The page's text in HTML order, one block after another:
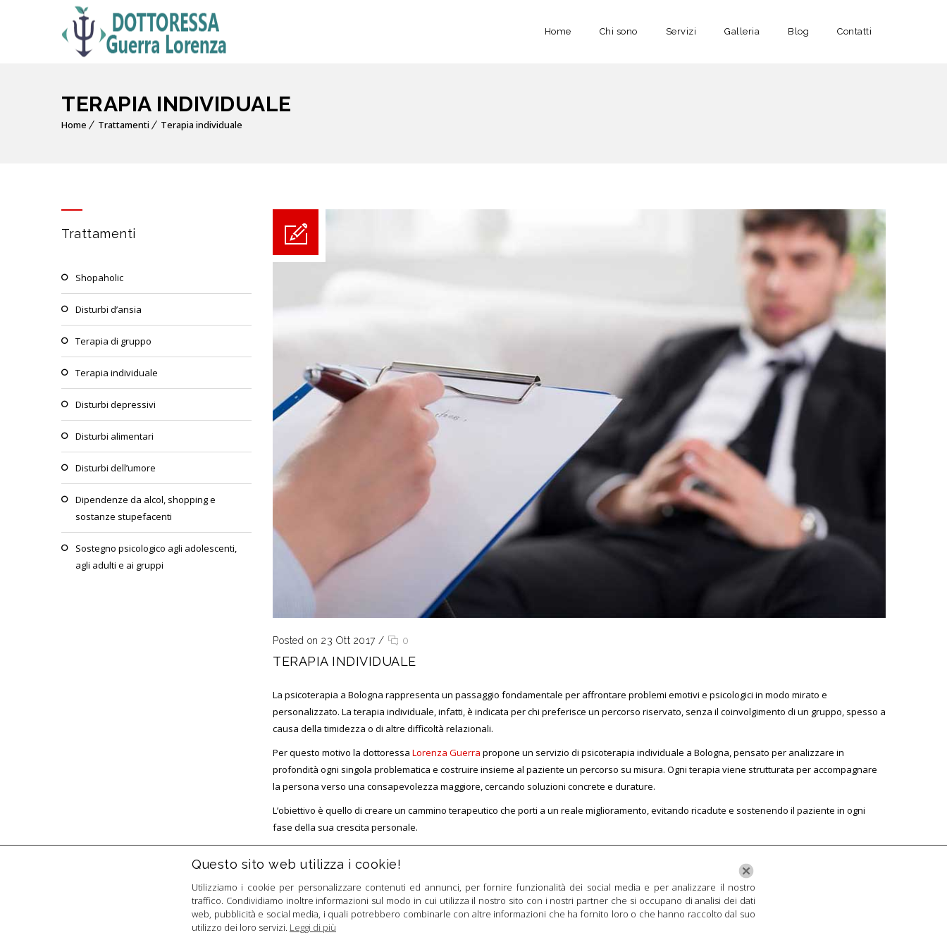
Home Chi sono Servizi Galleria Blog Contatti
TERAPIA INDIVIDUALE
Home Trattamenti Terapia individuale
Posted on 23 Ott 2017 / 0
TERAPIA INDIVIDUALE
La psicoterapia a Bologna rappresenta un passaggio fondamentale per affrontare problemi emotivi e psicologici in modo mirato e
personalizzato. La terapia individuale, infatti, è indicata per chi preferisce un percorso riservato, senza il coinvolgimento di un gruppo, spesso a
causa della timidezza o di altre difficoltà relazionali.
Per questo motivo la dottoressa Lorenza Guerra propone un servizio di psicoterapia individuale a Bologna, pensato per analizzare in
profondità ogni singola problematica e costruire insieme al paziente un percorso su misura. Ogni terapia viene strutturata per accompagnare
la persona verso una consapevolezza maggiore, cercando soluzioni concrete e durature.
L’obiettivo è quello di creare un cammino terapeutico che porti a un reale miglioramento, evitando ricadute e sostenendo il paziente in ogni
fase della sua crescita personale.
Trattamenti
shopaholic
disturbi d’ansia
terapia di gruppo
terapia individuale
disturbi depressivi
disturbi alimentari
disturbi dell’umore
dipendenze da alcol, shopping e
sostanze stupefacenti
sostegno psicologico agli adolescenti,
agli adulti e ai gruppi
Questo sito web utilizza i cookie!
Utilizziamo i cookie per personalizzare contenuti ed annunci, per fornire funzionalità dei social media e per analizzare il nostro
traffico. Condividiamo inoltre informazioni sul modo in cui utilizza il nostro sito con i nostri partner che si occupano di analisi dei dati
web, pubblicità e social media, i quali potrebbero combinarle con altre informazioni che ha fornito loro o che hanno raccolto dal suo
utilizzo dei loro servizi. Leggi di più